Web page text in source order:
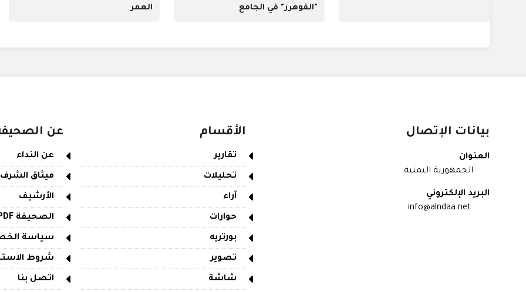
"الفوهرر" في الجامع
العمر
بيانات الإتصال
العنوان
الجمهورية اليمنية
البريد الإلكتروني
info@alndaa.net
الأقسام
تقارير
تحليلات
آراء
حوارات
بورتريه
تصوير
شاشة
عن
عن النداء
ميثاق الشرف
الأرشيف
الصحيفة PDF
سياسة
شروط
اتصل بنا